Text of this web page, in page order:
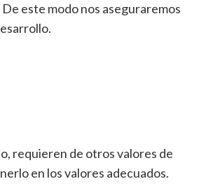
este modo nos aseguraremos
requieren de otros valores de
en los valores adecuados.